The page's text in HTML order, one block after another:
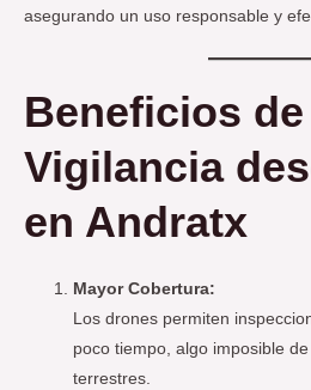
asegurando un uso responsable y
Beneficios
Vigilancia
en Andratx
Mayor Cobertura:
Los drones permiten
poco tiempo, algo imposible
terrestres.